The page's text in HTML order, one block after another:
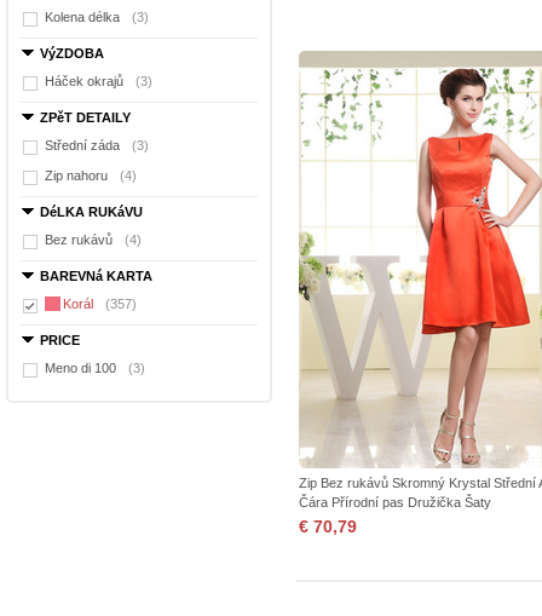
Kolena délka
(3)
VýZDOBA
Háček okrajů
(3)
ZPěT DETAILY
Střední záda
(3)
Zip nahoru (4)
DéLKA RUKáVU
Bez rukávů
(4)
BAREVNá KARTA
Korál
(357)
PRICE
Meno di 100
(3)
Zip Bez rukávů Skromný Krystal Střední
Čára Přírodní pas Družička Šaty
€ 70,79